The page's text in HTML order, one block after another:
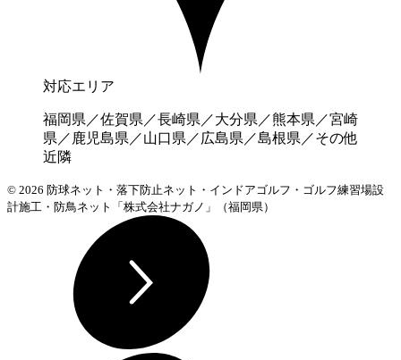
対応エリア
福岡県／佐賀県／長崎県／大分県／熊本県／宮崎
県／鹿児島県／山口県／広島県／島根県／その他
近隣
© 2026 防球ネット・落下防止ネット・インドアゴルフ・ゴルフ練習場設
計施工・防鳥ネット「株式会社ナガノ」（福岡県）